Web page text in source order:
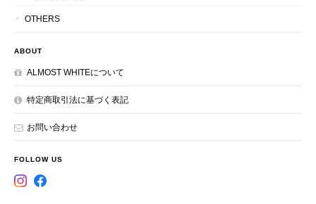
OTHERS
ABOUT
ALMOST WHITEについて
特定商取引法に基づく表記
お問い合わせ
FOLLOW US